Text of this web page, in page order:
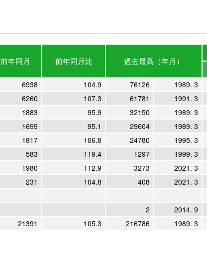
前年同月 前年同月比 過去最高 （年月）
6938 104.9 76126 1989. 3
6260 107.3 61781 1991. 3
1883 95.9 32150 1989. 3
1699 95.1 29604 1989. 3
1817 106.8 24780 1995. 3
583 119.4 1297 1999. 3
1980 112.9 3273 2021. 3
231 104.8 408 2021. 3
2 2014. 9
21391 105.3 216786 1989. 3